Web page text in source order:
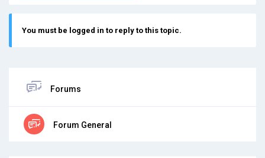
You must be logged in to reply to this topic.
Forums
Forum General